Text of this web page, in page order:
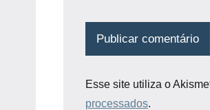
Esse site utiliza o
processados.